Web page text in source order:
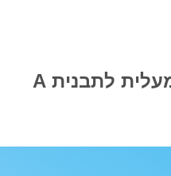
כיצד לעדכן את תבנית הדפסה של מעלית לתבנית A